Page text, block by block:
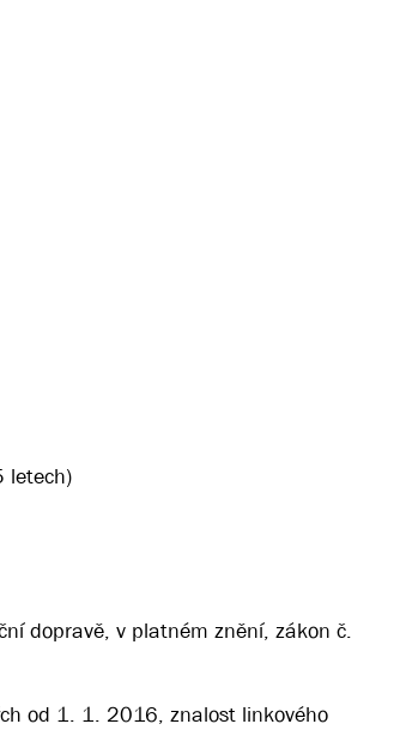
letech)
dopravě, v platném znění, zákon č.
od 1. 1. 2016, znalost linkového